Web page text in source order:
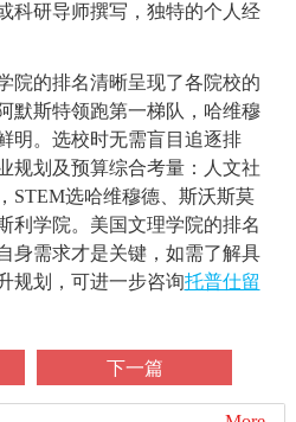
科研导师撰写，独特的个人经
的排名清晰呈现了各院校的
默斯特领跑第一梯队，哈维穆
明。选校时无需盲目追逐排
规划及预算综合考量：人文社
STEM选哈维穆德、斯沃斯莫
利学院。美国文理学院的排名
身需求才是关键，如需了解具
规划，可进一步咨询托普仕留
下一篇